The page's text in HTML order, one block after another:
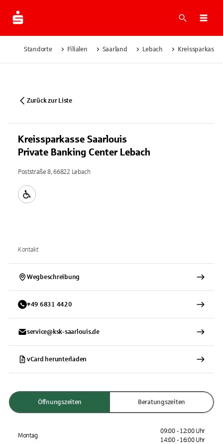
Suche
Standorte Filialen Saarland Lebach Kreissparkasse
Zurück zur Liste
Kreissparkasse Saarlouis
Private Banking Center Lebach
Poststraße 8, 66822 Lebach
Kontakt
Wegbeschreibung
+49 6831 4420
service@ksk-saarlouis.de
vCard herunterladen
Öffnungszeiten Beratungszeiten
Montag
09:00 - 12:00 Uhr
14:00 - 16:00 Uhr